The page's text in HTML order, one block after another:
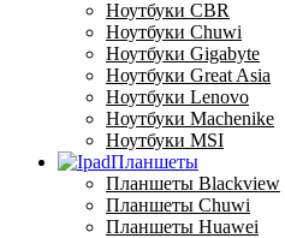
Ноутбуки CBR
Ноутбуки Chuwi
Ноутбуки Gigabyte
Ноутбуки Great Asia
Ноутбуки Lenovo
Ноутбуки Machenike
Ноутбуки MSI
Планшеты
Планшеты Blackview
Планшеты Chuwi
Планшеты Huawei